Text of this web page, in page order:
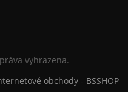
vyhrazena.
obchody - BSSHOP